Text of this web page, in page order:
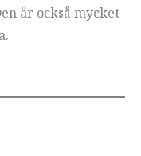
är också mycket